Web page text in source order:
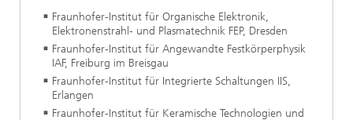
Fraunhofer-Institut für Organische Elektronik,
Elektronenstrahl- und Plasmatechnik FEP, Dresden
Fraunhofer-Institut für Angewandte Festkörperphysik
IAF, Freiburg im Breisgau
Fraunhofer-Institut für Integrierte Schaltungen IIS,
Erlangen
Fraunhofer-Institut für Keramische Technologien und